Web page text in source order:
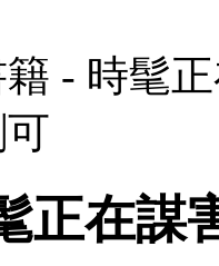
籍 - 時髦
正在